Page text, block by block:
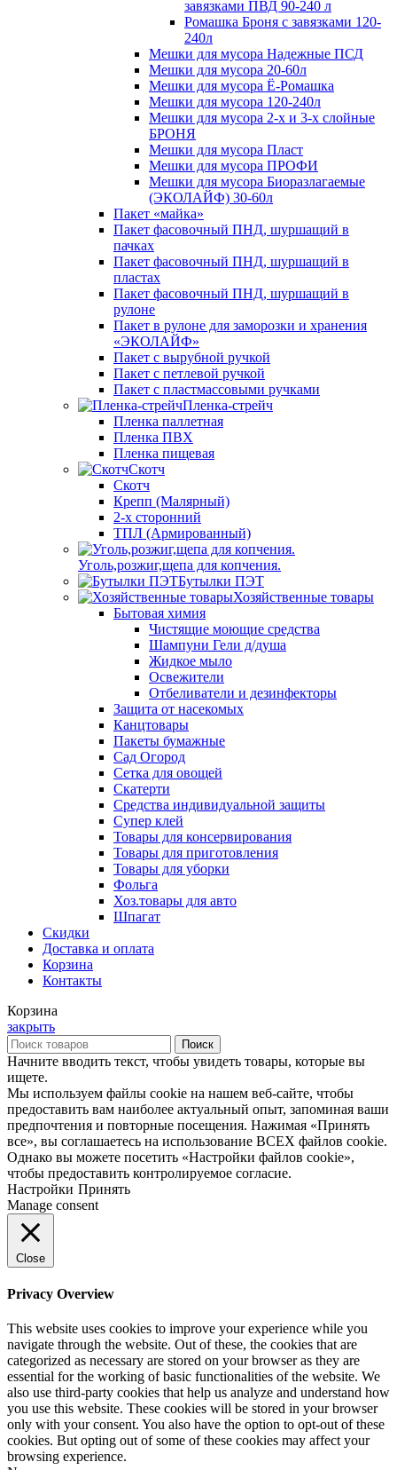
завязками ПВД 90-240 л
Ромашка Броня с завязками 120-
240л
Мешки для мусора Надежные ПСД
Мешки для мусора 20-60л
Мешки для мусора Ё-Ромашка
Мешки для мусора 120-240л
Мешки для мусора 2-х и 3-х слойные
БРОНЯ
Мешки для мусора Пласт
Мешки для мусора ПРОФИ
Мешки для мусора Биоразлагаемые
(ЭКОЛАЙФ) 30-60л
Пакет «майка»
Пакет фасовочный ПНД, шуршащий в
пачках
Пакет фасовочный ПНД, шуршащий в
пластах
Пакет фасовочный ПНД, шуршащий в
рулоне
Пакет в рулоне для заморозки и хранения
«ЭКОЛАЙФ»
Пакет с вырубной ручкой
Пакет с петлевой ручкой
Пакет с пластмассовыми ручками
Пленка-стрейч
Пленка паллетная
Пленка ПВХ
Пленка пищевая
Скотч
Скотч
Крепп (Малярный)
2-х сторонний
ТПЛ (Армированный)
Уголь,розжиг,щепа для копчения.
Бутылки ПЭТ
Хозяйственные товары
Бытовая химия
Чистящие моющие средства
Шампуни Гели д/душа
Жидкое мыло
Освежители
Отбеливатели и дезинфекторы
Защита от насекомых
Канцтовары
Пакеты бумажные
Сад Огород
Сетка для овощей
Скатерти
Средства индивидуальной защиты
Супер клей
Товары для консервирования
Товары для приготовления
Товары для уборки
Фольга
Хоз.товары для авто
Шпагат
Скидки
Доставка и оплата
Корзина
Контакты
Корзина
закрыть
Поиск
Начните вводить текст, чтобы увидеть товары, которые вы
ищете.
Мы используем файлы cookie на нашем веб-сайте, чтобы
предоставить вам наиболее актуальный опыт, запоминая ваши
предпочтения и повторные посещения. Нажимая «Принять
все», вы соглашаетесь на использование ВСЕХ файлов cookie.
Однако вы можете посетить «Настройки файлов cookie»,
чтобы предоставить контролируемое согласие.
Настройки Принять
Manage consent
Close
Privacy Overview
This website uses cookies to improve your experience while you
navigate through the website. Out of these, the cookies that are
categorized as necessary are stored on your browser as they are
essential for the working of basic functionalities of the website. We
also use third-party cookies that help us analyze and understand how
you use this website. These cookies will be stored in your browser
only with your consent. You also have the option to opt-out of these
cookies. But opting out of some of these cookies may affect your
browsing experience.